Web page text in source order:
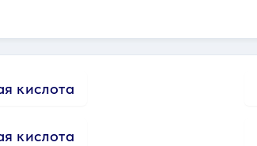
кислота
кислота